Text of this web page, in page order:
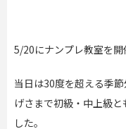
5/20にナンプレ教室を開
当日は30度を超える季
げさまで初級・中上級
した。